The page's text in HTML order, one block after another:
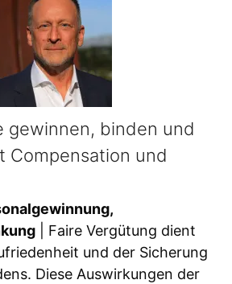
gewinnen, binden und
Compensation und
| Faire Vergütung dient
und der Sicherung
Diese Auswirkungen der